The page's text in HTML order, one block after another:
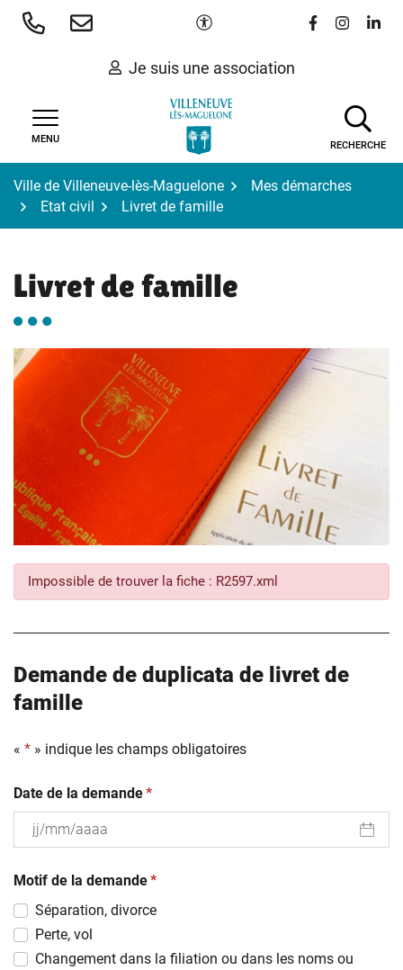
Aller
Paramètres d'accessibilité
Lien vers le
Lien vers
Lien
Je suis une association
MENU
RECHERCHE
Ville de Villeneuve-lès-Maguelone
Mes démarches
Etat civil
Livret de famille
Livret de famille
Impossible de trouver la fiche : R2597.xml
Demande de duplicata de livret de
famille
« * » indique les champs obligatoires
Date de la demande(obligatoire)
*
slash
MM
slash
AAAA
Motif de la demande(obligatoire)
*
Séparation, divorce
Perte, vol
Changement dans la filiation ou dans les noms ou